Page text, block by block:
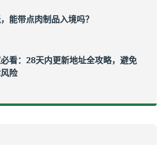
能带点肉制品入境吗？
看：28天内更新地址全攻略，避免
险